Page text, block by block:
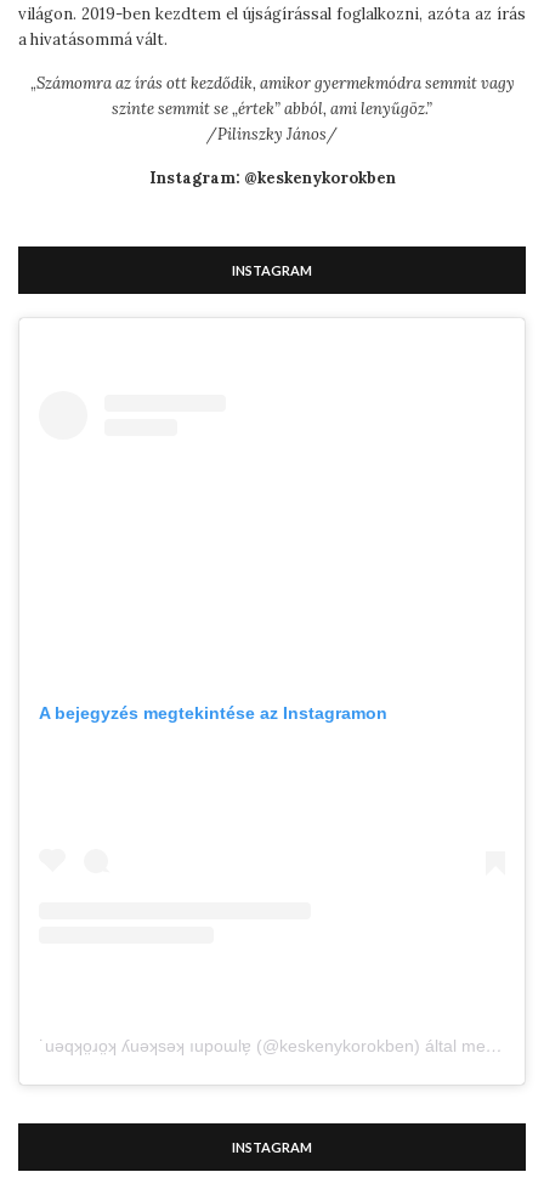
világon. 2019-ben kezdtem el újságírással foglalkozni, azóta az írás
a hivatásommá vált.
„Számomra az írás ott kezdődik, amikor gyermekmódra semmit vagy
szinte semmit se „értek” abból, ami lenyűgöz.”
/Pilinszky János/
Instagram: @keskenykorokben
INSTAGRAM
A bejegyzés megtekintése az Instagramon
˙uǝqʞo̤ɹo̤ʞ ʎuǝʞsǝʞ ıupoɯlɐ̗ (@keskenykorokben) által megosztott bejegyzés
INSTAGRAM